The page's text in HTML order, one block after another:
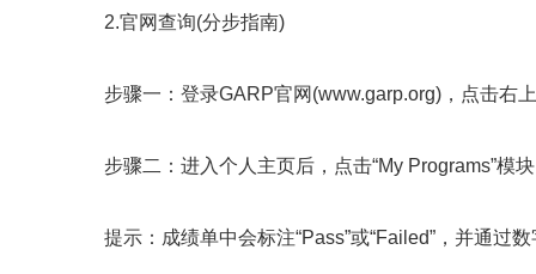
2.官网查询(分步指南)
步骤一：登录GARP官网(www.garp.org)，点击右上
步骤二：进入个人主页后，点击“My Programs”模块
提示：成绩单中会标注“Pass”或“Failed”，并通过数